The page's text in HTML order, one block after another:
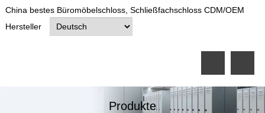
China bestes Büromöbelschloss, Schließfachschloss CDM/OEM
Hersteller
Produkte